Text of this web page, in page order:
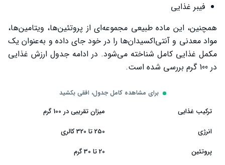
فیبر غذایی
همچنین، این ماده طبیعی مجموعه‌ای از پروتئین‌ها، ویتامین‌ها،
مواد معدنی و آنتی‌اکسیدان‌ها را در خود جای داده و به‌عنوان یک
مکمل غذایی کامل شناخته می‌شود. در ادامه جدول ارزش غذایی
در 100 گرم بررسی شده است.
برای مشاهده کامل جدول، افقی بکشید
ترکیب غذایی
میزان تقریبی در 100 گرم
انرژی
250 تا 320 کالری
پروتئین
20 تا 30 گرم